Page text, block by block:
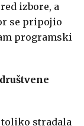
izbore, a
se pripojio
programski
toliko stradala